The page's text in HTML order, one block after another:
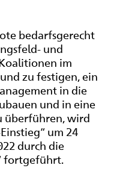
bedarfsgerecht
und
im
zu festigen, ein
in die
und in eine
überführen, wird
um 24
durch die
fortgeführt.